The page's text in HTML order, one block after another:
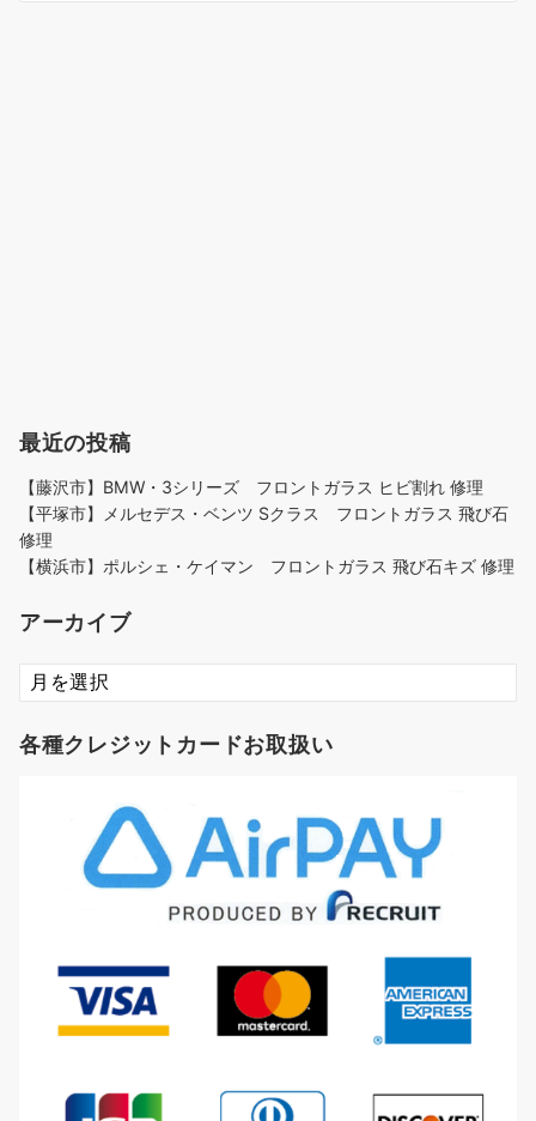
最近の投稿
【藤沢市】BMW・3シリーズ フロントガラス ヒビ割れ 修理
【平塚市】メルセデス・ベンツ Sクラス フロントガラス 飛び石
修理
【横浜市】ポルシェ・ケイマン フロントガラス 飛び石キズ 修理
アーカイブ
ア
ー
イ
各種クレジットカードお取扱い